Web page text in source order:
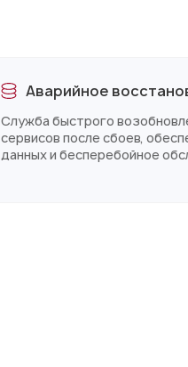
Аварийное
Cлужба быстрого
сервисов после сбоев,
данных и бесперебойное